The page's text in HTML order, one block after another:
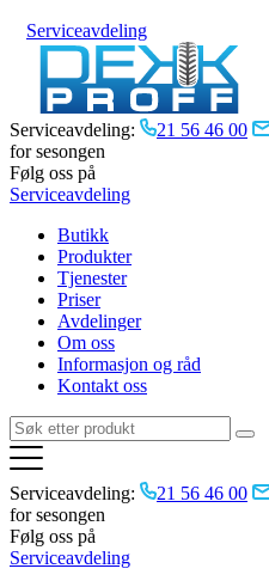
Serviceavdeling
Serviceavdeling: 21 56 46 00
for sesongen
Følg oss på
Serviceavdeling
Butikk
Produkter
Tjenester
Priser
Avdelinger
Om oss
Informasjon og råd
Kontakt oss
Serviceavdeling: 21 56 46 00
for sesongen
Følg oss på
Serviceavdeling